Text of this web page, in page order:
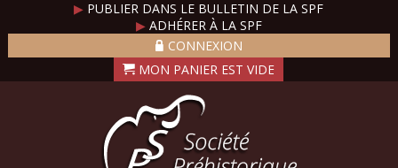
▶ PUBLIER DANS LE BULLETIN DE LA SPF
▶ADHÉRER À LA SPF
CONNEXION